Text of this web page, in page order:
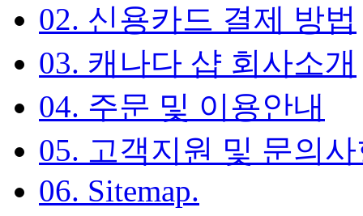
02. 신용카드 결제 방법
03. 캐나다 샵 회사소개
04. 주문 및 이용안내
05. 고객지원 및 문의
06. Sitemap.